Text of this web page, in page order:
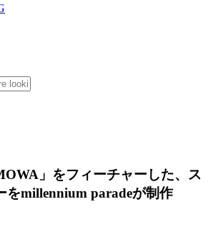
」をフィーチャーした、ス
をmillennium paradeが制作